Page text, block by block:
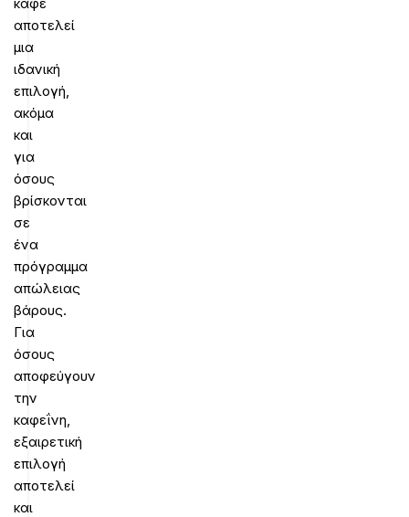
αποτελεί
μια
ιδανική
επιλογή,
ακόμα
και
για
όσους
βρίσκονται
σε
ένα
πρόγραμμα
απώλειας
βάρους.
Για
όσους
αποφεύγουν
την
καφεΐνη,
εξαιρετική
επιλογή
αποτελεί
και